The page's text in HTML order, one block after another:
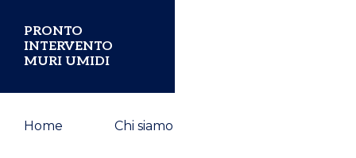
alla
navigazione
primaria
contenuto
principale
PRONTO
INTERVENTO
MURI UMIDI
Home Chi siamo